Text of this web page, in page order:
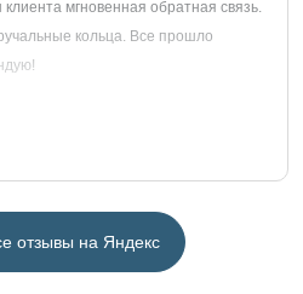
мгновенная обратная связь.
кольца. Все прошло
отзывы на Яндекс